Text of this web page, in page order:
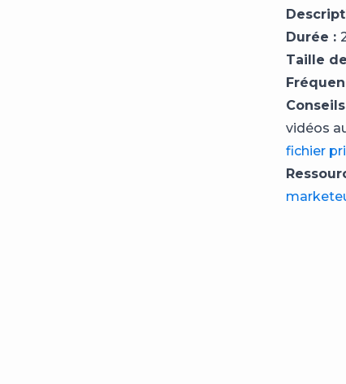
Durée :
Taille
vidéos
fichier